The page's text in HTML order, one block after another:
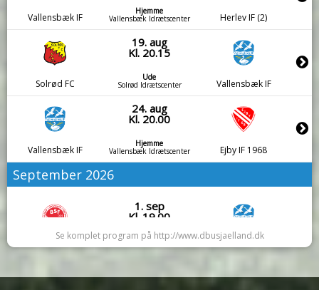
Vallensbæk IF
Hjemme
Vallensbæk Idrætscenter Herlev IF (2)
Solrød FC
19. aug
Kl. 20.15
Ude
Solrød Idrætscenter Vallensbæk IF
Vallensbæk IF
24. aug
Kl. 20.00
Hjemme
Vallensbæk Idrætscenter Ejby IF 1968
September 2026
BSF (2)
1. sep
Kl. 19.00
Ude
Ballerup Idrætspark Vallensbæk IF
Se komplet program på http://www.dbusjaelland.dk